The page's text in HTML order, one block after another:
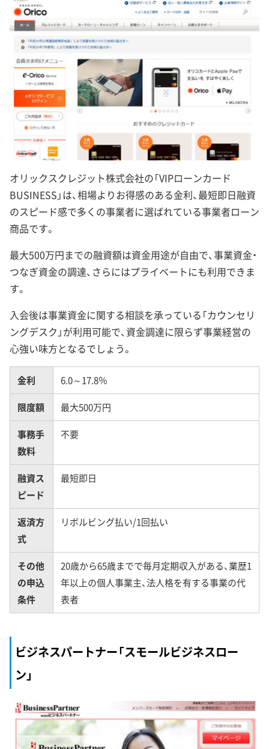
オリックスクレジット株式会社の「VIPローンカード
BUSINESS」は、相場よりお得感のある金利、最短即日融資
のスピード感で多くの事業者に選ばれている事業者ローン
商品です。
最大500万円までの融資額は資金用途が自由で、事業資金・
つなぎ資金の調達、さらにはプライベートにも利用できま
す。
入会後は事業資金に関する相談を承っている「カウンセリ
ングデスク」が利用可能で、資金調達に限らず事業経営の
心強い味方となるでしょう。
金利 6.0～17.8％
限度額 最大500万円
事務手
数料
不要
融資ス
ピード
最短即日
返済方
式
リボルビング払い/1回払い
その他
の申込
条件
20歳から65歳までで毎月定期収入がある、業歴1
年以上の個人事業主、法人格を有する事業の代
表者
ビジネスパートナー「スモールビジネスロー
ン」